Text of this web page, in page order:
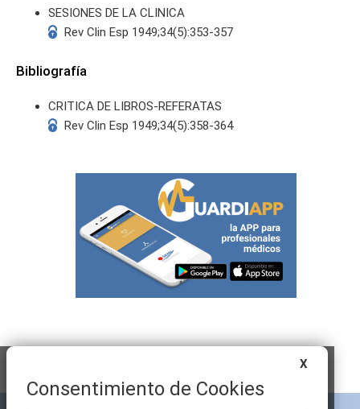
SESIONES DE LA CLINICA
Rev Clin Esp 1949;34(5):353-357
Bibliografía
CRITICA DE LIBROS-REFERATAS
Rev Clin Esp 1949;34(5):358-364
X
Consentimiento de Cookies